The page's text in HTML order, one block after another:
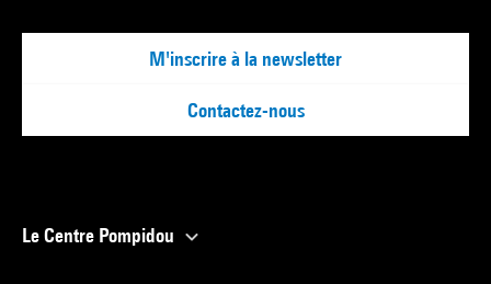
M'inscrire à la newsletter
Contactez-nous
Le Centre Pompidou